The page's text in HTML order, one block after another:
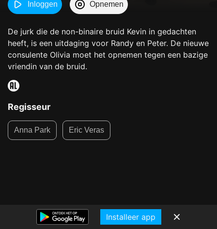
Inloggen Opnemen
De jurk die de non-binaire bruid Kevin in gedachten
heeft, is een uitdaging voor Randy en Peter. De nieuwe
consulente Olivia moet het opnemen tegen een bazige
vriendin van de bruid.
Regisseur
Anna Park Eric Veras
Installeer app